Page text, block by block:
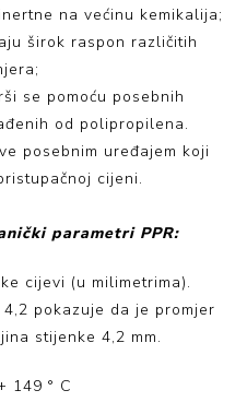
na većinu kemikalija;
širok raspon različitih
se pomoću posebnih
od polipropilena.
posebnim uređajem koji
cijeni.
parametri PPR:
cijevi (u milimetrima).
pokazuje da je promjer
stijenke 4,2 mm.
149 ° C